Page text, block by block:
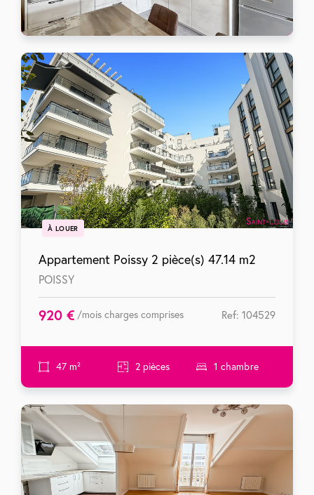
61 m² 3 pièces 2 chambres
À LOUER
Appartement Poissy 2 pièce(s) 47.14 m2
POISSY
920 € /mois charges comprises Ref: 104529
47 m² 2 pièces 1 chambre